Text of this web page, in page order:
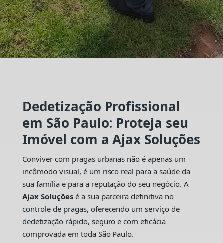
Dedetização Profissional
em São Paulo: Proteja seu
Imóvel com a Ajax Soluções
Conviver com pragas urbanas não é apenas um
incômodo visual, é um risco real para a saúde da
sua família e para a reputação do seu negócio. A
Ajax Soluçõesé a sua parceira definitiva no
controle de pragas, oferecendo um serviço de
dedetização rápido, seguro e com eficácia
comprovada em toda São Paulo.